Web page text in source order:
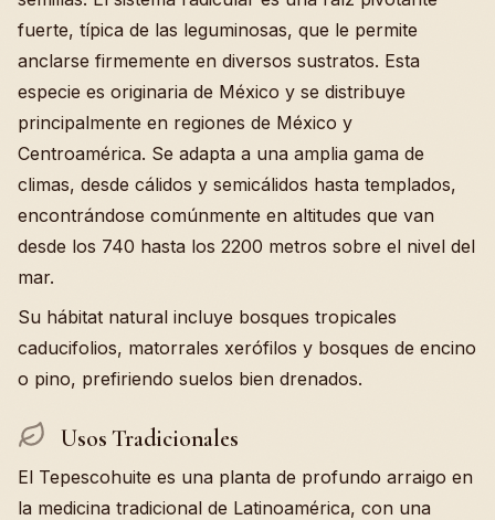
fuerte, típica de las leguminosas, que le permite
anclarse firmemente en diversos sustratos. Esta
especie es originaria de México y se distribuye
principalmente en regiones de México y
Centroamérica. Se adapta a una amplia gama de
climas, desde cálidos y semicálidos hasta templados,
encontrándose comúnmente en altitudes que van
desde los 740 hasta los 2200 metros sobre el nivel del
mar.
Su hábitat natural incluye bosques tropicales
caducifolios, matorrales xerófilos y bosques de encino
o pino, prefiriendo suelos bien drenados.
Usos Tradicionales
El Tepescohuite es una planta de profundo arraigo en
la medicina tradicional de Latinoamérica, con una